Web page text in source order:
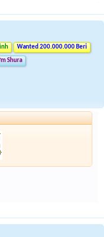
Wanted 200.000.000 Beri
Shura